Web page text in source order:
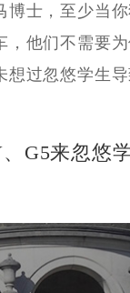
博士，至少当
，他们不需要
想过忽悠学生
G5来忽悠